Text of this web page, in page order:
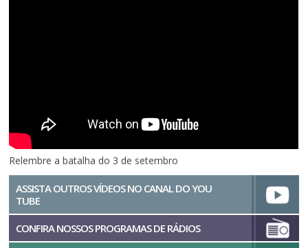
Relembre a batalha do 3 de setembro
ASSISTA OUTROS VÍDEOS NO CANAL DO YOU
TUBE
CONFIRA NOSSOS PROGRAMAS DE RÁDIOS